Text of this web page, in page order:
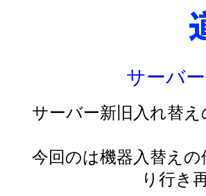
サーバ
サーバー新旧入れ替
今回のは機器入替え
り行き